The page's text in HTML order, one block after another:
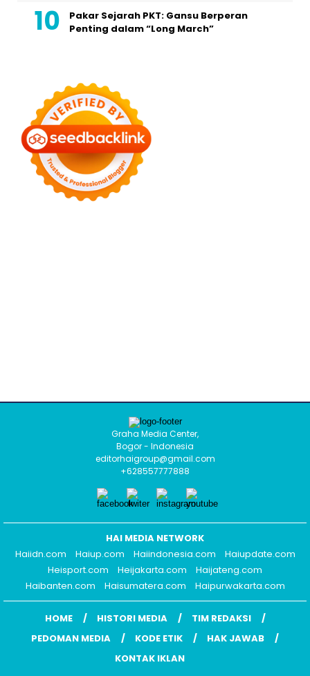
Pakar Sejarah PKT: Gansu Berperan
Penting dalam “Long March”
Graha Media Center,
Bogor - Indonesia
editorhaigroup@gmail.com
+628557777888
HAI MEDIA NETWORK
Haiidn.com
Haiup.com Haiindonesia.com
Haiupdate.com
Heisport.com
Heijakarta.com
Haijateng.com
Haibanten.com
Haisumatera.com Haipurwakarta.com
HOME HISTORI MEDIA
TIM REDAKSI
PEDOMAN MEDIA
KODE ETIK
HAK JAWAB
KONTAK IKLAN